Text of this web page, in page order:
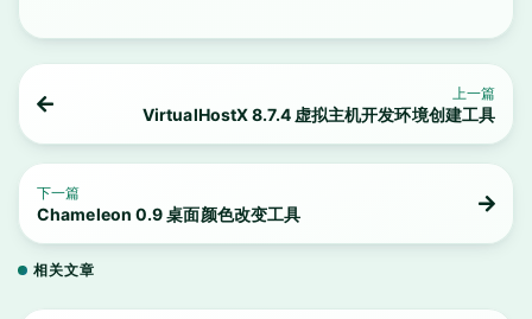
上一篇
VirtualHostX 8.7.4 虚拟主机开发环境创建工具
下一篇
Chameleon 0.9 桌面颜色改变工具
相关文章